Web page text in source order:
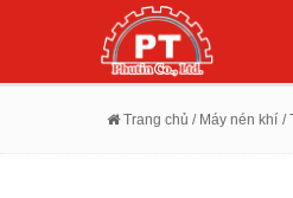
Trang chủ / Máy nén khí /